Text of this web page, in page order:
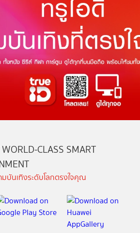
CLASS SMART
บันเทิงระดับโลกตรงใจคุณ